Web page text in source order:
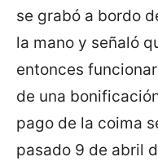
se grabó a bordo
la mano y señaló
entonces
de una
pago de la coima
pasado 9 de abril